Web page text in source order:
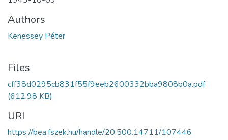
Authors
Kenessey Péter
Files
cff38d0295cb831f55f9eeb2600332bba9808b0a.pdf
(612.98 KB)
URI
https://bea.fszek.hu/handle/20.500.14711/107446